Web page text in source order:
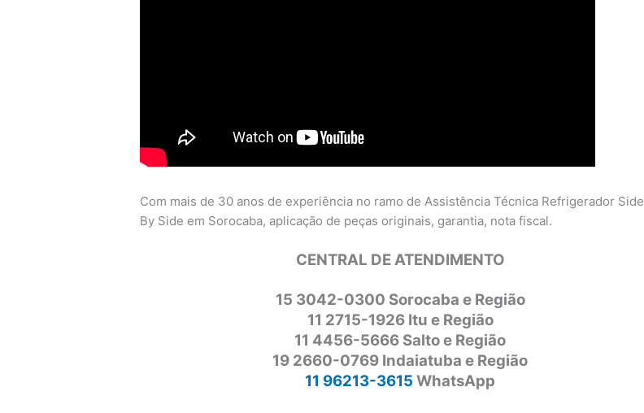
Com mais de 30 anos de experiência no ramo de Assistência Técnica Refrigerador Side
By Side em Sorocaba, aplicação de peças originais, garantia, nota fiscal.
CENTRAL DE ATENDIMENTO
15 3042-0300 Sorocaba e Região
11 2715-1926 Itu e Região
11 4456-5666 Salto e Região
19 2660-0769 Indaiatuba e Região
11 96213-3615 WhatsApp